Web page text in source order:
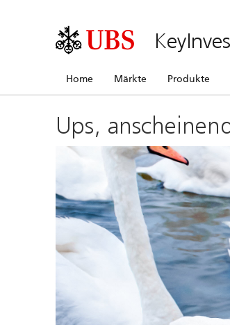
Home Märkte Produkte
Ups,